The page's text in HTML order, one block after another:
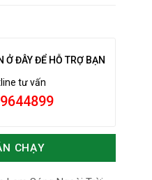
Ở ĐÂY ĐỂ HỖ TRỢ BẠN
tư vấn
CHẠY